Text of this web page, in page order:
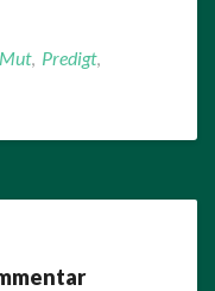
Mut, Predigt,